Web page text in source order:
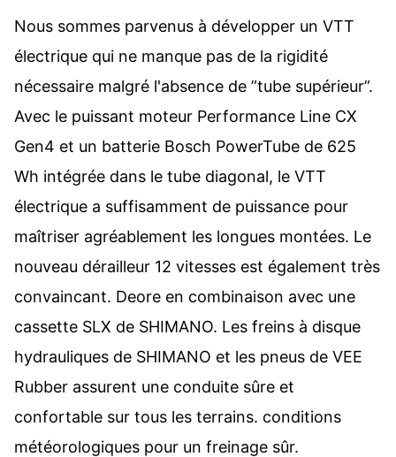
Nous sommes parvenus à développer un VTT
électrique qui ne manque pas de la rigidité
nécessaire malgré l'absence de ”tube supérieur”.
Avec le puissant moteur Performance Line CX
Gen4 et un batterie Bosch PowerTube de 625
Wh intégrée dans le tube diagonal, le VTT
électrique a suffisamment de puissance pour
maîtriser agréablement les longues montées. Le
nouveau dérailleur 12 vitesses est également très
convaincant. Deore en combinaison avec une
cassette SLX de SHIMANO. Les freins à disque
hydrauliques de SHIMANO et les pneus de VEE
Rubber assurent une conduite sûre et
confortable sur tous les terrains. conditions
météorologiques pour un freinage sûr.